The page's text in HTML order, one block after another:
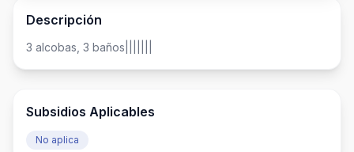
Descripción
3 alcobas, 3 baños|||||||
Subsidios Aplicables
No aplica